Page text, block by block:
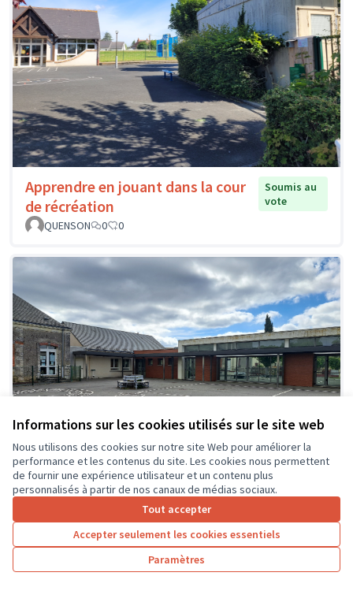
Informations sur les cookies utilisés sur le site web
Nous utilisons des cookies sur notre site Web pour améliorer la
performance et les contenus du site. Les cookies nous permettent
de fournir une expérience utilisateur et un contenu plus
personnalisés à partir de nos canaux de médias sociaux.
Tout accepter
Accepter seulement les cookies essentiels
Paramètres
Apprendre en jouant dans la cour
de récréation
Soumis au
vote
QUENSON
0 0
Création d'espaces ombragés et
zones de jeux détentes dans la cour
Soumis